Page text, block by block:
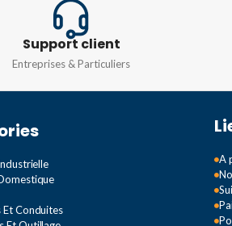
Support client
Entreprises & Particuliers
Et Conduites
A